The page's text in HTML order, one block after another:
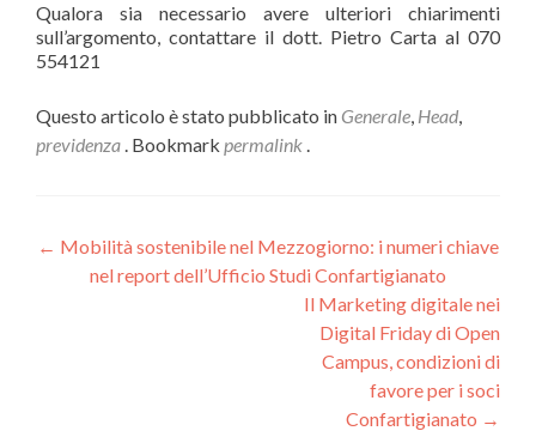
Qualora sia necessario avere ulteriori chiarimenti
sull’argomento, contattare il dott. Pietro Carta al 070
554121
Questo articolo è stato pubblicato in Generale, Head,
previdenza . Bookmark permalink .
Navigazione
articoli
← Mobilità sostenibile nel Mezzogiorno: i numeri chiave
nel report dell’Ufficio Studi Confartigianato
Il Marketing digitale nei
Digital Friday di Open
Campus, condizioni di
favore per i soci
Confartigianato →